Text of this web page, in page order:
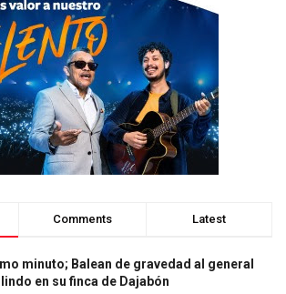
Comments Latest
minuto; Balean de gravedad al general
en su finca de Dajabón